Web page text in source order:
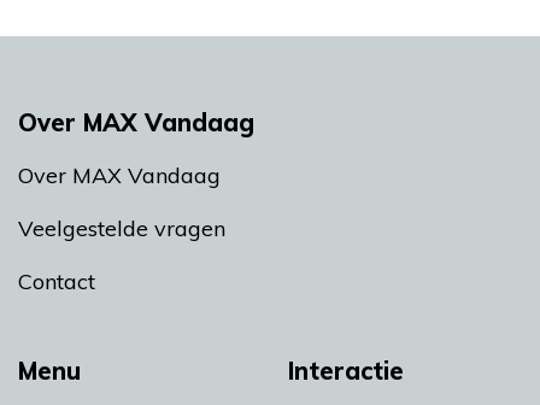
Menu Interactie
Over MAX Vandaag
Over MAX Vandaag
Veelgestelde vragen
Contact